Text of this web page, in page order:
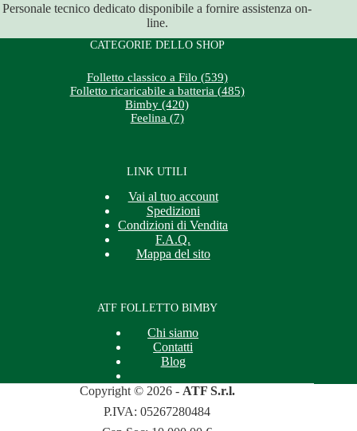
Personale tecnico dedicato disponibile a fornire assistenza on-
line.
CATEGORIE DELLO SHOP
Folletto classico a Filo (539)
Folletto ricaricabile a batteria (485)
Bimby (420)
Feelina (7)
LINK UTILI
Vai al tuo account
Spedizioni
Condizioni di Vendita
F.A.Q.
Mappa del sito
ATF FOLLETTO BIMBY
Chi siamo
Contatti
Blog
Copyright © 2026 - ATF S.r.l.
P.IVA: 05267280484